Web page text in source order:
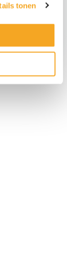
tonen
€12,36exkl.